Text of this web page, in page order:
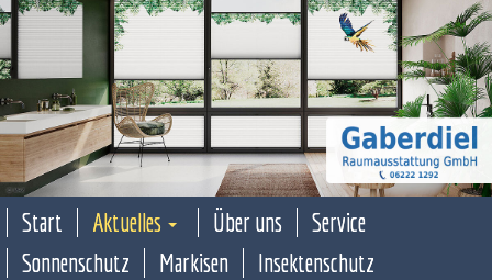
Start Aktuelles Über uns
Service
Sonnenschutz
Markisen
Insektenschutz